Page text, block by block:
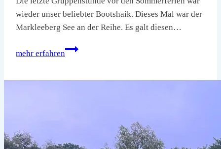
wieder unser beliebter Bootshaik. Dieses Mal war der
Markleeberg See an der Reihe. Es galt diesen…
mehr erfahren
Bootshaik